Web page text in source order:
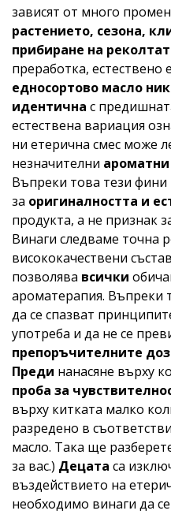
зависят от много
растението, сезона,
прибиране на
преработка, естествено
едносортово масло
идентична с
естествена вариация
ни етерична смес може
незначителни
Въпреки това тези фини
за оригиналността и
продукта, а не признак
Винаги следваме точна
висококачествени
позволява всички
ароматерапия. Въпреки
да се спазват
употреба и да не се
препоръчителните
Преди нанасяне върху
проба за
върху китката малко
разредено в
масло. Така ще
за вас.) Децата са
въздействието на
необходимо винаги да